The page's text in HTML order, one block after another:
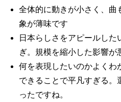
全体的に動きが小さく、曲
象が薄味です
日本らしさをアピールし
ぎ。規模を縮小した影響が
何を表現したいのかよくわ
できることで平凡すぎる。
ったですね。